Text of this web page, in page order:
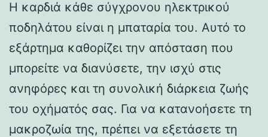
Η καρδιά κάθε σύγχρονου ηλεκτρικού
ποδηλάτου είναι η μπαταρία του. Αυτό το
εξάρτημα καθορίζει την απόσταση που
μπορείτε να διανύσετε, την ισχύ στις
ανηφόρες και τη συνολική διάρκεια ζωής
του οχήματός σας. Για να κατανοήσετε τη
μακροζωία της, πρέπει να εξετάσετε τη